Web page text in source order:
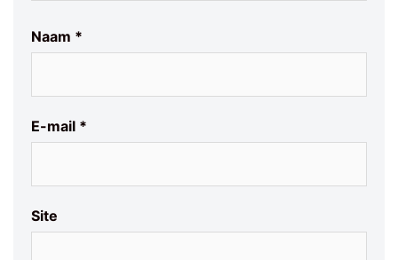
Naam *
E-mail *
Site